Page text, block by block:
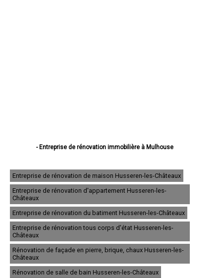
- Entreprise de rénovation immobilière à Mulhouse
- Entreprise de rénovation immobilière à Illzach
- Entreprise de rénovation immobilière à Wittenheim
- Entreprise de rénovation immobilière à Kingersheim
- Entreprise de rénovation immobilière à Riedisheim
- Entreprise de rénovation immobilière à Guebwiller
- Entreprise de rénovation immobilière à Cernay
- Entreprise de rénovation immobilière à Wittelsheim
- Entreprise de rénovation immobilière à Pfastatt
- Entreprise de rénovation immobilière à Thann
- Entreprise de rénovation immobilière à Wintzenheim
- Entreprise de rénovation immobilière à Soultz-Haut-Rhin
Entreprise de rénovation de maison Husseren-les-Châteaux
Entreprise de rénovation d'appartement Husseren-les-
Châteaux
Entreprise de rénovation du batiment Husseren-les-Châteaux
Entreprise de rénovation tous corps d'état Husseren-les-
Châteaux
Rénovation de façade en pierre, brique, chaux Husseren-les-
Châteaux
Rénovation de salle de bain Husseren-les-Châteaux